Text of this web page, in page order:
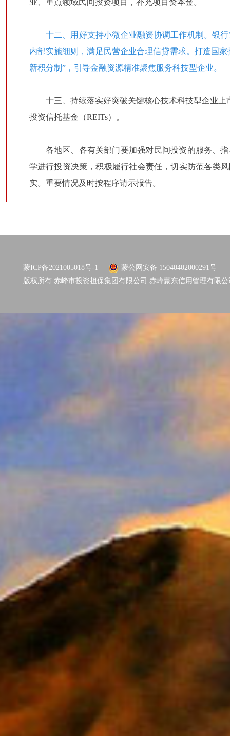
业、重点领域民间投资项目，补充项目资本金。
十二、用好支持小微企业融资协调工作机制。银
内部实施细则，满足民营企业合理信贷需求。打造国
新积分制”，引导金融资源精准聚焦服务科技型企业。
十三、持续落实好突破关键核心技术科技型企业
投资信托基金 （REITs）。
各地区、各有关部门要加强对民间投资的服务、
学进行投资决策，积极履行社会责任，切实防范各类
实。重要情况及时按程序请示报告。
蒙ICP备2021005018号-1
蒙公网安备 15040402000291号
版权所有 赤峰市投资担保集团有限公司 赤峰蒙东信用管理有限公